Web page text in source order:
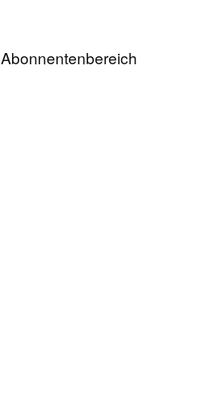
Abonnentenbereich